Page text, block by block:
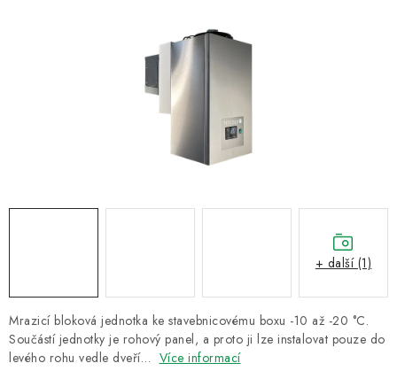
Doprava a platba
Garance nejnižší ceny
Kontakty
Mrazicí bloková jednotka ke stavebnicovému boxu -10 až -20 °C.
Součástí jednotky je rohový panel, a proto ji lze instalovat pouze do
levého rohu vedle dveří… Více informací
+ další (1)